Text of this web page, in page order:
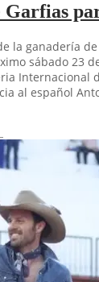
Garfias
la ganadería de
sábado 23
Internacional
al español